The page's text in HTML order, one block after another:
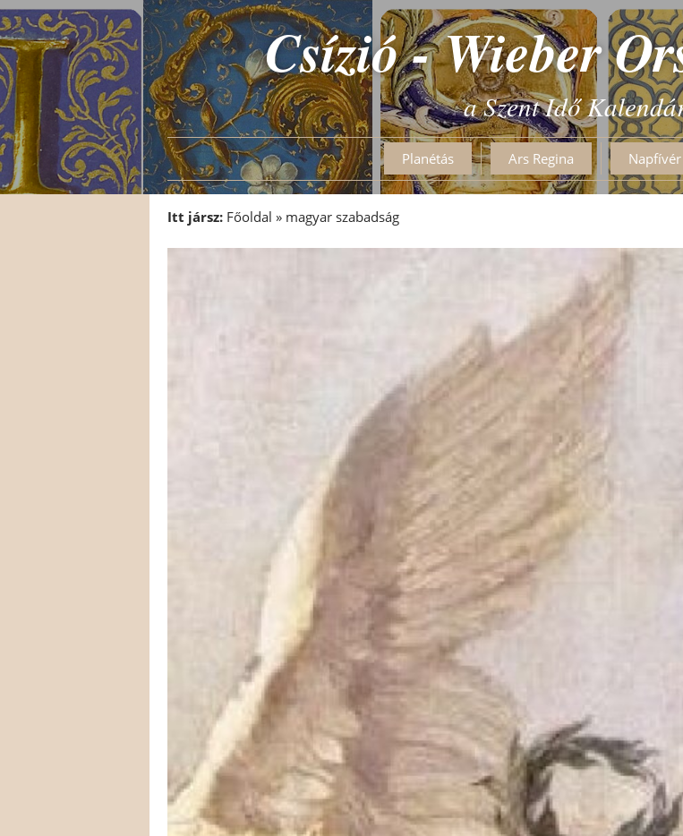
Csízió - Wieber
a Szent Idő
Planétás Ars Regina Napfívér
Itt jársz: Főoldal » magyar szabadság